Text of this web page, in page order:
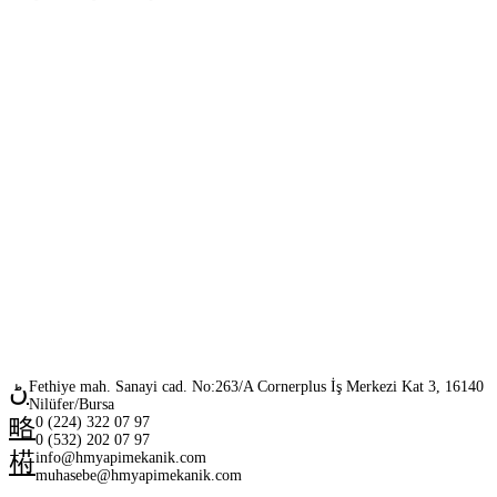
Fethiye mah. Sanayi cad. No:263/A Cornerplus İş Merkezi Kat 3, 16140
Nilüfer/Bursa
0 (224) 322 07 97
0 (532) 202 07 97
info@hmyapimekanik.com
muhasebe@hmyapimekanik.com